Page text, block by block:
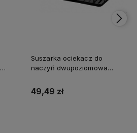
Suszarka ociekacz do
naczyń dwupoziomowa
49,49 zł